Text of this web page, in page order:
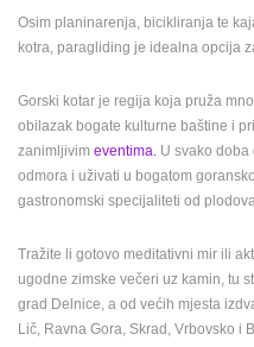
HRVATSKI
ENGLISH
Osim planinarenja, bicikliranja te
kotra, paragliding je idealna opcija
Gorski kotar je regija koja pruža
obilazak bogate kulturne baštine i
zanimljivim eventima. U svako
odmora i uživati u bogatom
gastronomski specijaliteti od
Tražite li gotovo meditativni mir ili
ugodne zimske večeri uz kamin, tu
grad Delnice, a od većih mjesta
Lič, Ravna Gora, Skrad, Vrbovsko i